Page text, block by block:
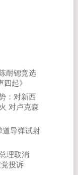
耐锶竞选
四起》
：对新西
对卢克森
道导弹试射
理取消
投诉